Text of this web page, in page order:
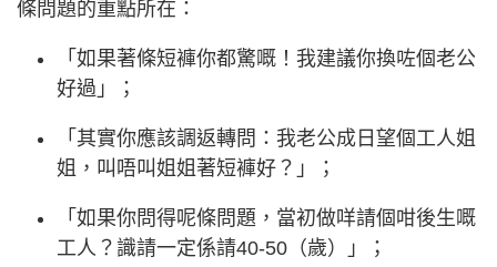
條問題的重點所在：
「如果著條短褲你都驚嘅！我建議你換咗個老公
好過」；
「其實你應該調返轉問：我老公成日望個工人姐
姐，叫唔叫姐姐著短褲好？」；
「如果你問得呢條問題，當初做咩請個咁後生嘅
工人？識請一定係請40-50（歲）」；